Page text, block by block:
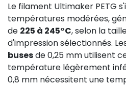
Le filament Ultimaker PETG
températures modérées,
de 225 à 245°C, selon la
d'impression sélectionnés.
busesde 0,25 mm utilisent
température légèrement
0,8 mm nécessitent une